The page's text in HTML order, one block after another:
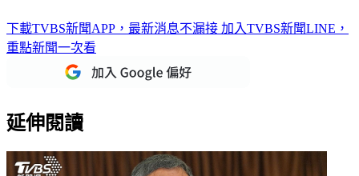
下載TVBS新聞APP，最新消息不漏接 加入TVBS新聞LINE，
重點新聞一次看
延伸閱讀